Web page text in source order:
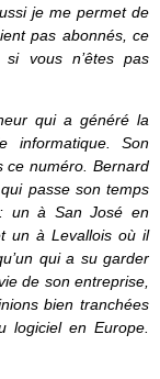
je me permet de
pas abonnés, ce
vous n’êtes pas
qui a généré la
informatique. Son
ce numéro. Bernard
passe son temps
un à San José en
un à Levallois où il
qui a su garder
de son entreprise,
bien tranchées
logiciel en Europe.